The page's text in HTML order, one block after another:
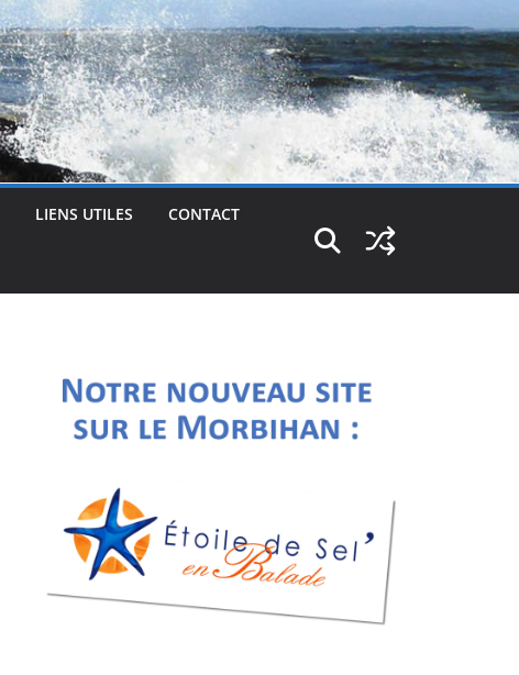
LIENS UTILES CONTACT